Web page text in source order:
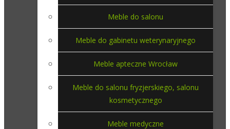
Meble do salonu
Meble do gabinetu weterynaryjnego
Meble apteczne Wrocław
Meble do salonu fryzjerskiego, salonu
kosmetycznego
Meble medyczne